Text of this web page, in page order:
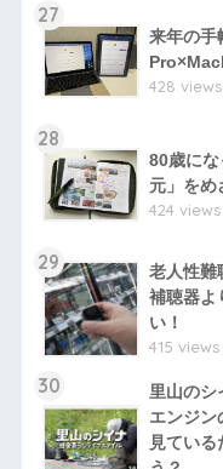
27
来年の
428 views
28
80歳に
元」をめ
424 views
29
老人性難
補聴器よ
い！
415 views
30
里山の
エンジン
見てい